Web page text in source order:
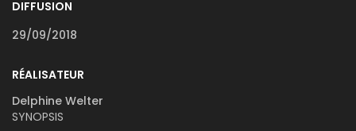
DIFFUSION
29/09/2018
RÉALISATEUR
Delphine Welter
SYNOPSIS